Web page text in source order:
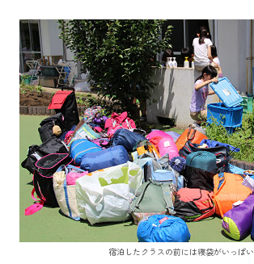
宿泊したクラスの前には寝袋がいっぱい